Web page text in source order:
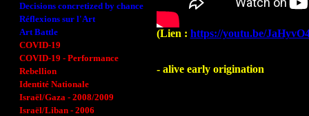
Decisions concretized by chance
Réflexions sur l'Art
Art Battle
COVID-19
COVID-19 - Performance
Rebellion
Identité Nationale
Israël/Gaza - 2008/2009
Israël/Liban - 2006
(Lien : https://youtu.be/
- alive early origination